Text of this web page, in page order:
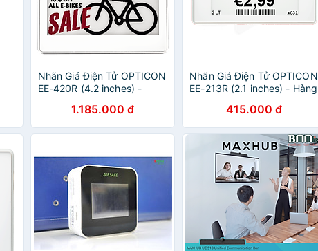
Nhãn Giá Điện Tử OPTICON
EE-420R (4.2 inches) -
1.185.000 đ
Nhãn Giá Điện Tử OPTICON
EE-213R (2.1 inches) - Hàng
415.000 đ